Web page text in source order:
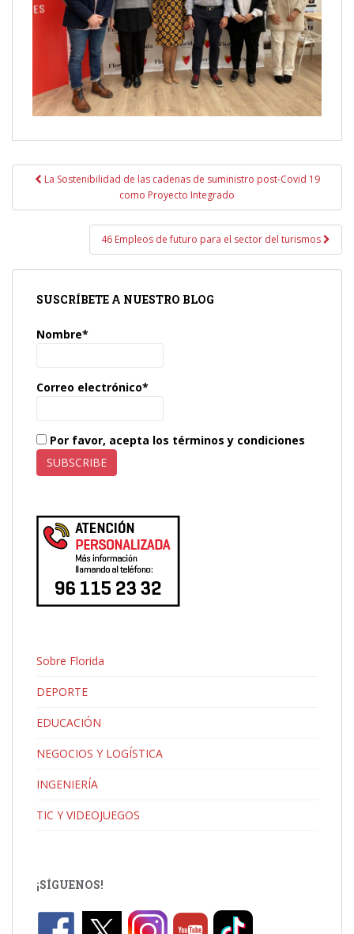
Navegación
entradas
La Sostenibilidad de las cadenas de suministro post-Covid 19
como Proyecto Integrado
46 Empleos de futuro para el sector del turismos
SUSCRÍBETE A NUESTRO BLOG
Nombre*
Correo electrónico*
Por favor, acepta los términos y condiciones
Sobre Florida
DEPORTE
EDUCACIÓN
NEGOCIOS Y LOGÍSTICA
INGENIERÍA
TIC Y VIDEOJUEGOS
¡SÍGUENOS!